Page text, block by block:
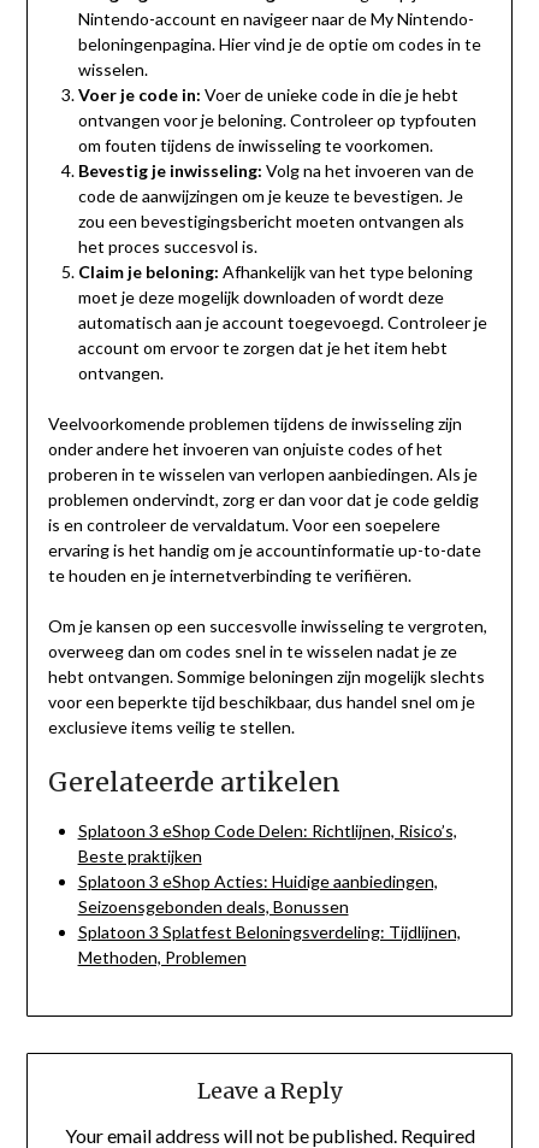
Nintendo-account en navigeer naar de My Nintendo-
beloningenpagina. Hier vind je de optie om codes in te
wisselen.
Voer je code in: Voer de unieke code in die je hebt
ontvangen voor je beloning. Controleer op typfouten
om fouten tijdens de inwisseling te voorkomen.
Bevestig je inwisseling: Volg na het invoeren van de
code de aanwijzingen om je keuze te bevestigen. Je
zou een bevestigingsbericht moeten ontvangen als
het proces succesvol is.
Claim je beloning: Afhankelijk van het type beloning
moet je deze mogelijk downloaden of wordt deze
automatisch aan je account toegevoegd. Controleer je
account om ervoor te zorgen dat je het item hebt
ontvangen.
Veelvoorkomende problemen tijdens de inwisseling zijn
onder andere het invoeren van onjuiste codes of het
proberen in te wisselen van verlopen aanbiedingen. Als je
problemen ondervindt, zorg er dan voor dat je code geldig
is en controleer de vervaldatum. Voor een soepelere
ervaring is het handig om je accountinformatie up-to-date
te houden en je internetverbinding te verifiëren.
Om je kansen op een succesvolle inwisseling te vergroten,
overweeg dan om codes snel in te wisselen nadat je ze
hebt ontvangen. Sommige beloningen zijn mogelijk slechts
voor een beperkte tijd beschikbaar, dus handel snel om je
exclusieve items veilig te stellen.
Gerelateerde artikelen
Splatoon 3 eShop Code Delen: Richtlijnen, Risico’s,
Beste praktijken
Splatoon 3 eShop Acties: Huidige aanbiedingen,
Seizoensgebonden deals, Bonussen
Splatoon 3 Splatfest Beloningsverdeling: Tijdlijnen,
Methoden, Problemen
Leave a Reply
Your email address will not be published. Required